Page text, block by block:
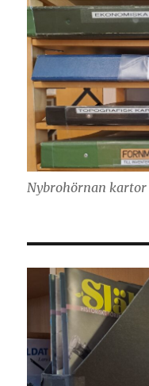
Nybrohörnan kartor